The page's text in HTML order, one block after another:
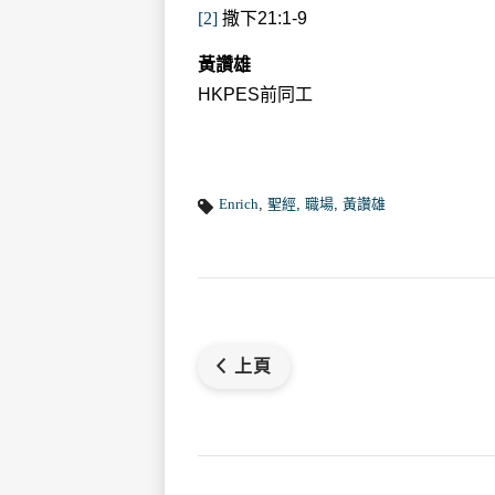
[2] 撒下21:1-9
黃讚雄
HKPES前同工
Enrich ,聖經 ,職場 ,黃讚雄
上頁